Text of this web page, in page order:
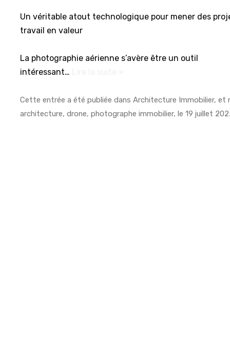
Un véritable atout technologique pour mener des
travail en valeur
La photographie aérienne s’avère être un outil
intéressant…
Cette entrée a été publiée dansArchitecture Immobilier, et
architecture,drone,photographe immobilier, le19 juillet